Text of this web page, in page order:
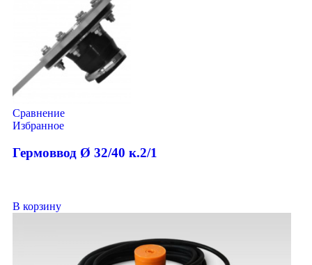
Сравнение
Избранное
Гермоввод Ø 32/40 к.2/1
В корзину